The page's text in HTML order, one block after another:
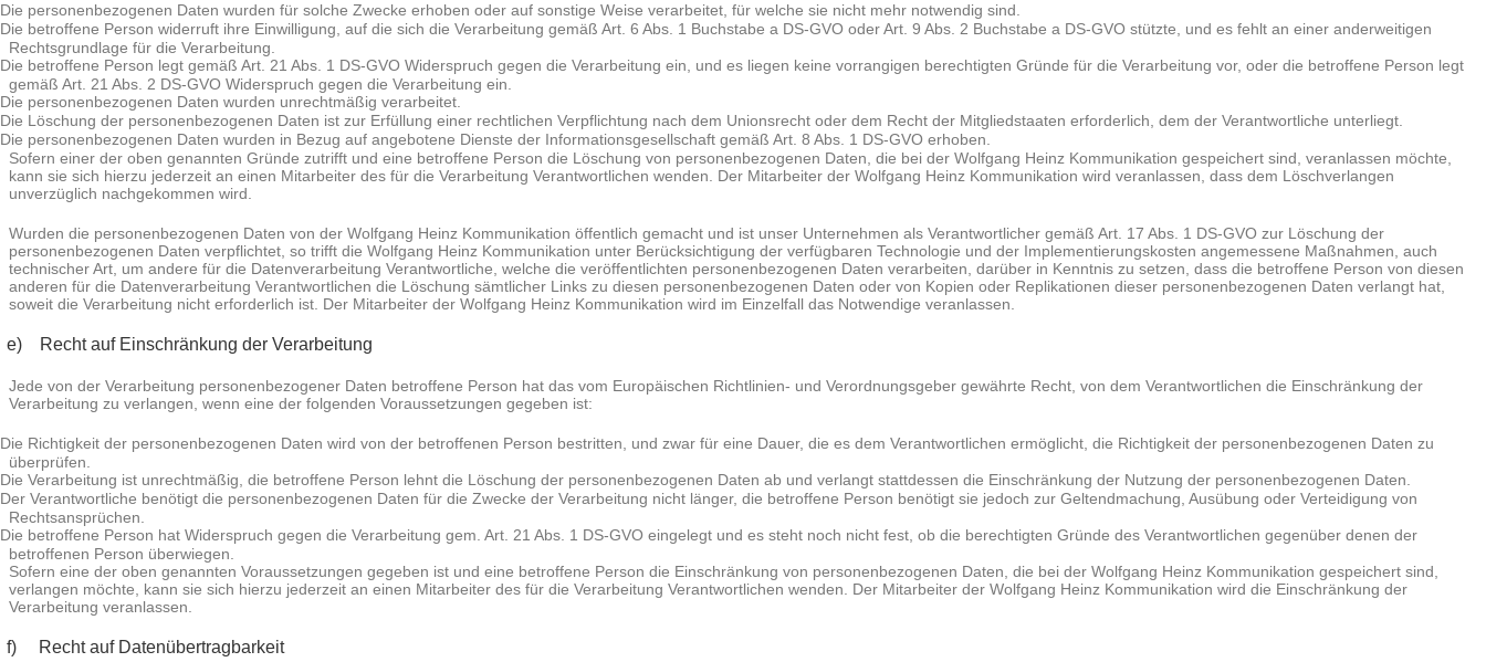
Die personenbezogenen Daten wurden für solche Zwecke erhoben oder auf sonstige Weise verarbeitet, für welche sie nicht mehr notwendig sind.
Die betroffene Person widerruft ihre Einwilligung, auf die sich die Verarbeitung gemäß Art. 6 Abs. 1 Buchstabe a DS-GVO oder Art. 9 Abs. 2 Buchstabe a DS-GVO stützte, und es fehlt an einer anderweitigen
Rechtsgrundlage für die Verarbeitung.
Die betroffene Person legt gemäß Art. 21 Abs. 1 DS-GVO Widerspruch gegen die Verarbeitung ein, und es liegen keine vorrangigen berechtigten Gründe für die Verarbeitung vor, oder die betroffene Person legt
gemäß Art. 21 Abs. 2 DS-GVO Widerspruch gegen die Verarbeitung ein.
Die personenbezogenen Daten wurden unrechtmäßig verarbeitet.
Die Löschung der personenbezogenen Daten ist zur Erfüllung einer rechtlichen Verpflichtung nach dem Unionsrecht oder dem Recht der Mitgliedstaaten erforderlich, dem der Verantwortliche unterliegt.
Die personenbezogenen Daten wurden in Bezug auf angebotene Dienste der Informationsgesellschaft gemäß Art. 8 Abs. 1 DS-GVO erhoben.
Sofern einer der oben genannten Gründe zutrifft und eine betroffene Person die Löschung von personenbezogenen Daten, die bei der Wolfgang Heinz Kommunikation gespeichert sind, veranlassen möchte,
kann sie sich hierzu jederzeit an einen Mitarbeiter des für die Verarbeitung Verantwortlichen wenden. Der Mitarbeiter der Wolfgang Heinz Kommunikation wird veranlassen, dass dem Löschverlangen
unverzüglich nachgekommen wird.
Wurden die personenbezogenen Daten von der Wolfgang Heinz Kommunikation öffentlich gemacht und ist unser Unternehmen als Verantwortlicher gemäß Art. 17 Abs. 1 DS-GVO zur Löschung der
personenbezogenen Daten verpflichtet, so trifft die Wolfgang Heinz Kommunikation unter Berücksichtigung der verfügbaren Technologie und der Implementierungskosten angemessene Maßnahmen, auch
technischer Art, um andere für die Datenverarbeitung Verantwortliche, welche die veröffentlichten personenbezogenen Daten verarbeiten, darüber in Kenntnis zu setzen, dass die betroffene Person von diesen
anderen für die Datenverarbeitung Verantwortlichen die Löschung sämtlicher Links zu diesen personenbezogenen Daten oder von Kopien oder Replikationen dieser personenbezogenen Daten verlangt hat,
soweit die Verarbeitung nicht erforderlich ist. Der Mitarbeiter der Wolfgang Heinz Kommunikation wird im Einzelfall das Notwendige veranlassen.
e) Recht auf Einschränkung der Verarbeitung
Jede von der Verarbeitung personenbezogener Daten betroffene Person hat das vom Europäischen Richtlinien- und Verordnungsgeber gewährte Recht, von dem Verantwortlichen die Einschränkung der
Verarbeitung zu verlangen, wenn eine der folgenden Voraussetzungen gegeben ist:
Die Richtigkeit der personenbezogenen Daten wird von der betroffenen Person bestritten, und zwar für eine Dauer, die es dem Verantwortlichen ermöglicht, die Richtigkeit der personenbezogenen Daten zu
überprüfen.
Die Verarbeitung ist unrechtmäßig, die betroffene Person lehnt die Löschung der personenbezogenen Daten ab und verlangt stattdessen die Einschränkung der Nutzung der personenbezogenen Daten.
Der Verantwortliche benötigt die personenbezogenen Daten für die Zwecke der Verarbeitung nicht länger, die betroffene Person benötigt sie jedoch zur Geltendmachung, Ausübung oder Verteidigung von
Rechtsansprüchen.
Die betroffene Person hat Widerspruch gegen die Verarbeitung gem. Art. 21 Abs. 1 DS-GVO eingelegt und es steht noch nicht fest, ob die berechtigten Gründe des Verantwortlichen gegenüber denen der
betroffenen Person überwiegen.
Sofern eine der oben genannten Voraussetzungen gegeben ist und eine betroffene Person die Einschränkung von personenbezogenen Daten, die bei der Wolfgang Heinz Kommunikation gespeichert sind,
verlangen möchte, kann sie sich hierzu jederzeit an einen Mitarbeiter des für die Verarbeitung Verantwortlichen wenden. Der Mitarbeiter der Wolfgang Heinz Kommunikation wird die Einschränkung der
Verarbeitung veranlassen.
f) Recht auf Datenübertragbarkeit